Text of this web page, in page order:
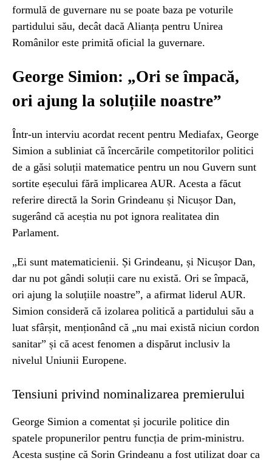
formulă de guvernare nu se poate baza pe voturile
partidului său, decât dacă Alianța pentru Unirea
Românilor este primită oficial la guvernare.
George Simion: „Ori se împacă,
ori ajung la soluțiile noastre”
Într-un interviu acordat recent pentru Mediafax, George
Simion a subliniat că încercările competitorilor politici
de a găsi soluții matematice pentru un nou Guvern sunt
sortite eșecului fără implicarea AUR. Acesta a făcut
referire directă la Sorin Grindeanu și Nicușor Dan,
sugerând că aceștia nu pot ignora realitatea din
Parlament.
„Ei sunt matematicienii. Și Grindeanu, și Nicușor Dan,
dar nu pot gândi soluții care nu există. Ori se împacă,
ori ajung la soluțiile noastre”, a afirmat liderul AUR.
Simion consideră că izolarea politică a partidului său a
luat sfârșit, menționând că „nu mai există niciun cordon
sanitar” și că acest fenomen a dispărut inclusiv la
nivelul Uniunii Europene.
Tensiuni privind nominalizarea premierului
George Simion a comentat și jocurile politice din
spatele propunerilor pentru funcția de prim-ministru.
Acesta susține că Sorin Grindeanu a fost utilizat doar ca